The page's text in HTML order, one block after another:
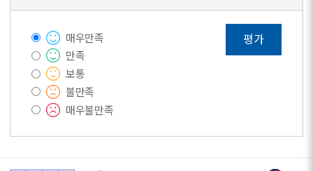
매우만족
만족
보통
불만족
매우불만족
평가